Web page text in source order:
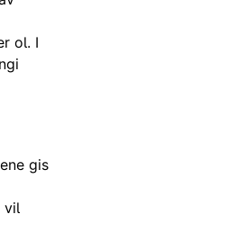
ol. I
gis
vil